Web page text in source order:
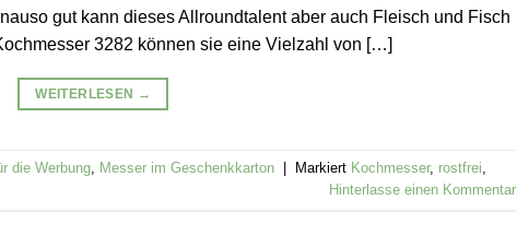
gut kann dieses Allroundtalent aber auch Fleisch und Fisch
3282 können sie eine Vielzahl von […]
WEITERLESEN →
die Werbung, Messer im Geschenkkarton Markiert Kochmesser, rostfrei,
Hinterlasse einen Kommentar